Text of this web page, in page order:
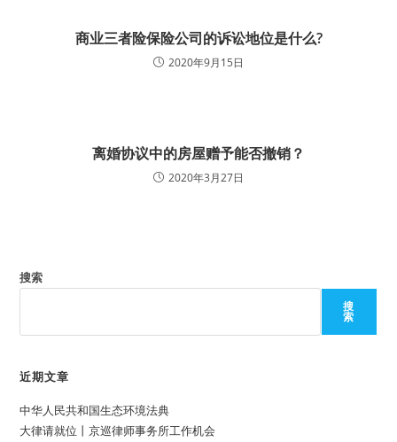
商业三者险保险公司的诉讼地位是什么?
2020年9月15日
离婚协议中的房屋赠予能否撤销？
2020年3月27日
搜索
搜
索
近期文章
中华人民共和国生态环境法典
大律请就位丨京巡律师事务所工作机会